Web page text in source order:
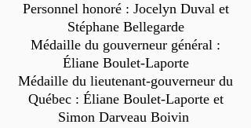
Personnel honoré : Jocelyn Duval et
Stéphane Bellegarde
Médaille du gouverneur général :
Éliane Boulet-Laporte
Médaille du lieutenant-gouverneur du
Québec : Éliane Boulet-Laporte et
Simon Darveau Boivin